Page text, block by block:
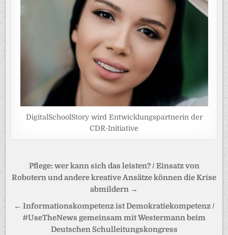
DigitalSchoolStory wird Entwicklungspartnerin der
CDR-Initiative
Beitragsnavigation
Pflege: wer kann sich das leisten? / Einsatz von
Robotern und andere kreative Ansätze können die Krise
abmildern →
← Informationskompetenz ist Demokratiekompetenz /
#UseTheNews gemeinsam mit Westermann beim
Deutschen Schulleitungskongress